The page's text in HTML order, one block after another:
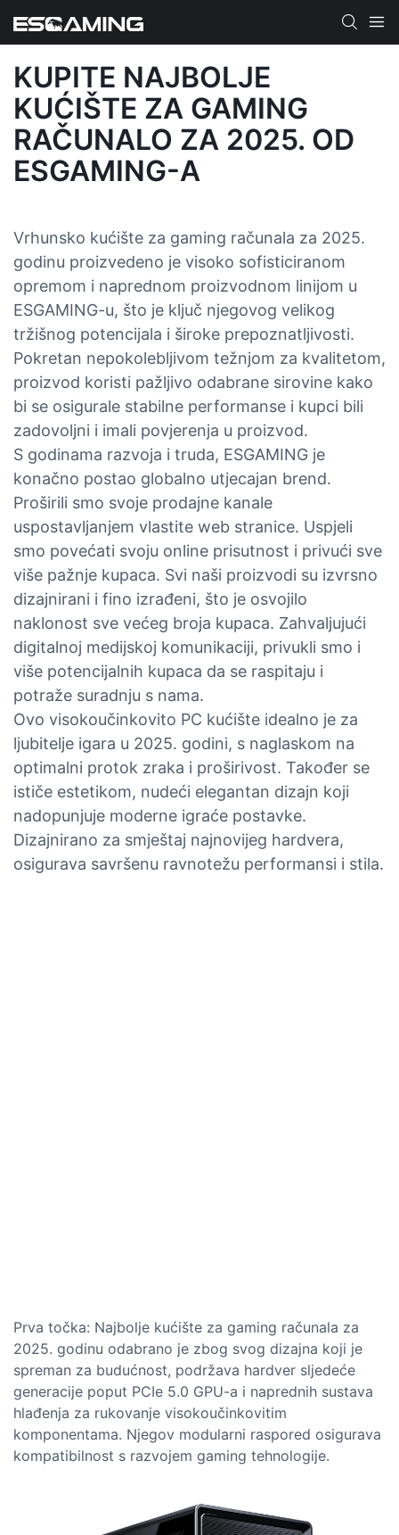
KUPITE NAJBOLJE
KUĆIŠTE ZA GAMING
RAČUNALO ZA 2025. OD
ESGAMING-A
Vrhunsko kućište za gaming računala za 2025.
godinu proizvedeno je visoko sofisticiranom
opremom i naprednom proizvodnom linijom u
ESGAMING-u, što je ključ njegovog velikog
tržišnog potencijala i široke prepoznatljivosti.
Pokretan nepokolebljivom težnjom za kvalitetom,
proizvod koristi pažljivo odabrane sirovine kako
bi se osigurale stabilne performanse i kupci bili
zadovoljni i imali povjerenja u proizvod.
S godinama razvoja i truda, ESGAMING je
konačno postao globalno utjecajan brend.
Proširili smo svoje prodajne kanale
uspostavljanjem vlastite web stranice. Uspjeli
smo povećati svoju online prisutnost i privući sve
više pažnje kupaca. Svi naši proizvodi su izvrsno
dizajnirani i fino izrađeni, što je osvojilo
naklonost sve većeg broja kupaca. Zahvaljujući
digitalnoj medijskoj komunikaciji, privukli smo i
više potencijalnih kupaca da se raspitaju i
potraže suradnju s nama.
Ovo visokoučinkovito PC kućište idealno je za
ljubitelje igara u 2025. godini, s naglaskom na
optimalni protok zraka i proširivost. Također se
ističe estetikom, nudeći elegantan dizajn koji
nadopunjuje moderne igraće postavke.
Dizajnirano za smještaj najnovijeg hardvera,
osigurava savršenu ravnotežu performansi i stila.
Prva točka: Najbolje kućište za gaming računala za
2025. godinu odabrano je zbog svog dizajna koji je
spreman za budućnost, podržava hardver sljedeće
generacije poput PCIe 5.0 GPU-a i naprednih sustava
hlađenja za rukovanje visokoučinkovitim
komponentama. Njegov modularni raspored osigurava
kompatibilnost s razvojem gaming tehnologije.